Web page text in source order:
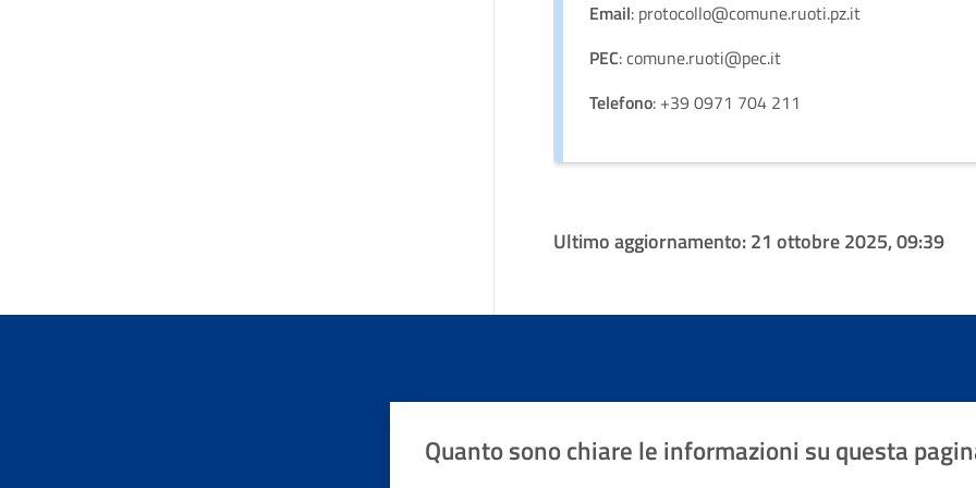
Email: protocollo@comune.ruoti.pz.it
PEC: comune.ruoti@pec.it
Telefono: +39 0971 704 211
Ultimo aggiornamento:21 ottobre 2025, 09:39
Quanto sono chiare le informazioni su questa